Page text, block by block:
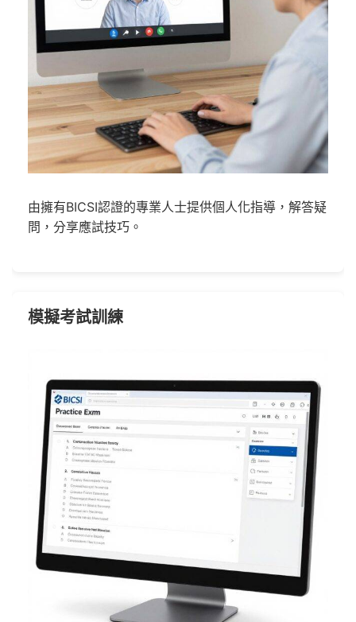
由擁有BICSI認證的專業人士提供個人化指導，解答疑
問，分享應試技巧。
模擬考試訓練